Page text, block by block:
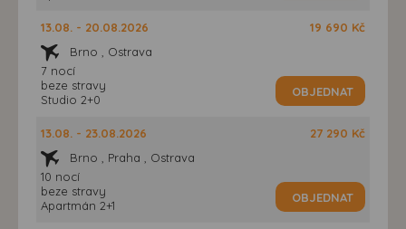
13.08. - 20.08.2026
Brno , Ostrava
7 nocí
beze stravy
Studio 2+0
19 690 Kč
OBJEDNAT
13.08. - 23.08.2026
Brno , Praha , Ostrava
10 nocí
beze stravy
Apartmán 2+1
27 290 Kč
OBJEDNAT